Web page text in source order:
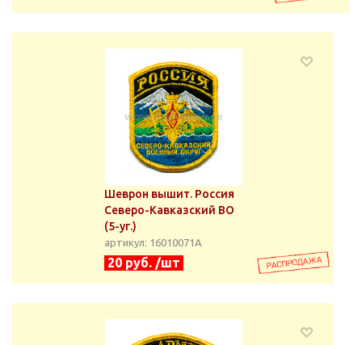
Шеврон вышит. Россия
Северо-Кавказский ВО
(5-уг.)
артикул: 16010071А
20 руб. /шт